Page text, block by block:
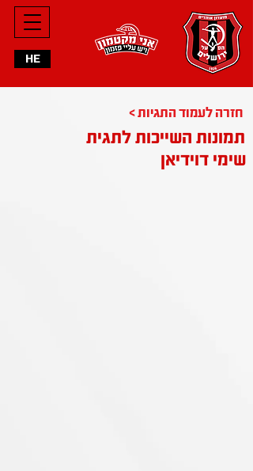
HE
< חזרה לעמוד התגיות
תמונות השייכות לתגית
שימי דוידיאן